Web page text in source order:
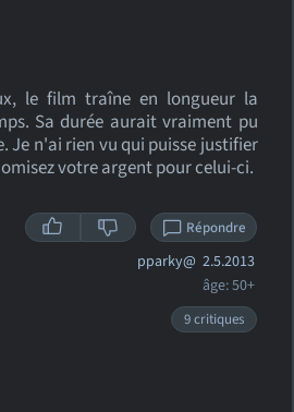
le film traîne en longueur la
Sa durée aurait vraiment pu
Je n'ai rien vu qui puisse justifier
votre argent pour celui-ci.
Répondre
pparky@ 2.5.2013
âge: 50+
9 critiques